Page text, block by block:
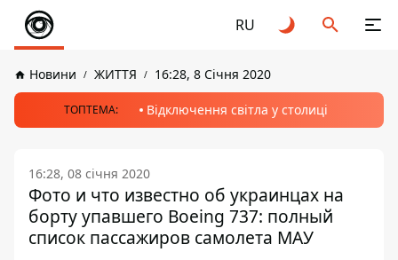
RU
Новини ЖИТТЯ 16:28, 8 Січня 2020
ТОПТЕМА: Відключення світла у столиці
16:28, 08 січня 2020
Фото и что известно об украинцах на
борту упавшего Boeing 737: полный
список пассажиров самолета МАУ